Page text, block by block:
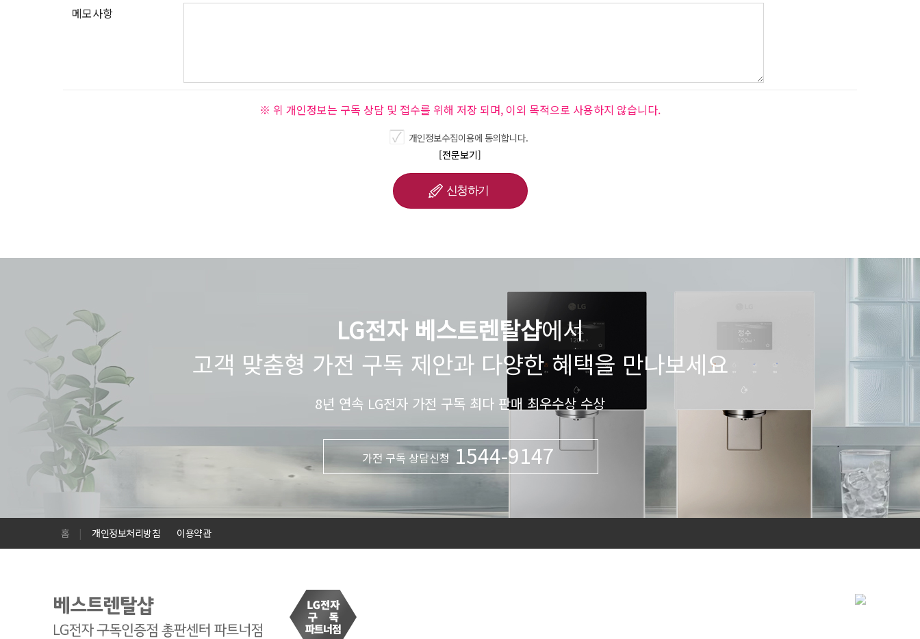
메모사항
※ 위 개인정보는 구독 상담 및 접수를 위해 저장 되며, 이외 목적으로 사용하지 않습니다.
개인정보수집이용에 동의합니다.
[전문보기]
LG전자 베스트렌탈샵에서
고객 맞춤형 가전 구독 제안과 다양한 혜택을 만나보세요
8년 연속 LG전자 가전 구독 최다 판매 최우수상 수상
가전 구독 상담신청1544-9147
홈 | 개인정보처리방침 이용약관